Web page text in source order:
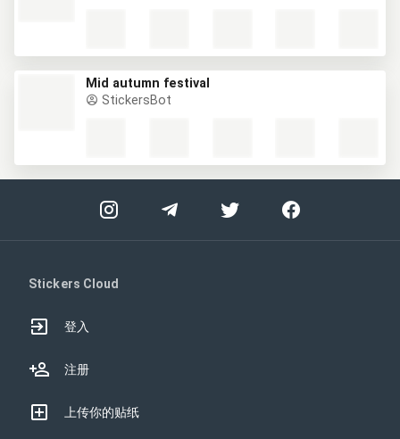
Mid autumn festival
StickersBot
Stickers Cloud
登入
注册
上传你的贴纸